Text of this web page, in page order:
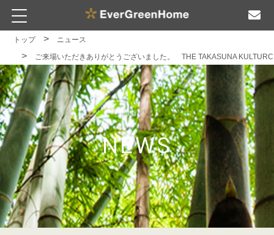
トップ
ニュース
ご来場いただきありがとうございました。 THE TAKASUNA
NEWS